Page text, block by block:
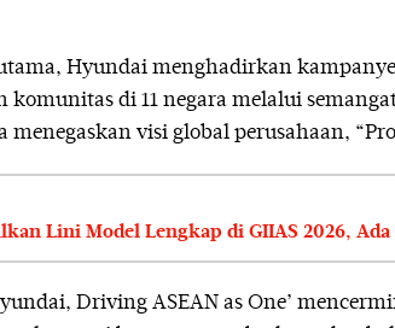
Hyundai menghadirkan
komunitas di 11 negara melalui
visi global perusahaan,
Lini Model Lengkap di GIIAS 2026,
Driving ASEAN as One’